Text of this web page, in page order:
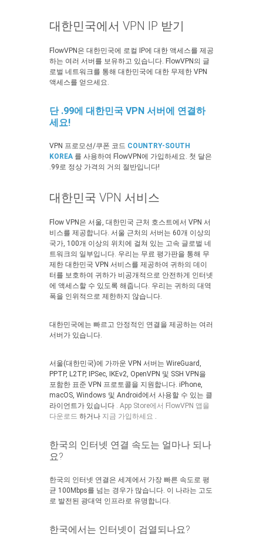
대한민국에서 VPN IP 받기
FlowVPN은 대한민국에 로컬 IP에 대한 액세스를 제공
하는 여러 서버를 보유하고 있습니다. FlowVPN의 글
로벌 네트워크를 통해 대한민국에 대한 무제한 VPN
액세스를 얻으세요.
단 .99에 대한민국 VPN 서버에 연결하
세요!
VPN 프로모션/쿠폰 코드 COUNTRY-SOUTH
KOREA 를 사용하여 FlowVPN에 가입하세요. 첫 달은
.99로 정상 가격의 거의 절반입니다!
대한민국 VPN 서비스
Flow VPN은 서울, 대한민국 근처 호스트에서 VPN 서
비스를 제공합니다. 서울 근처의 서버는 60개 이상의
국가, 100개 이상의 위치에 걸쳐 있는 고속 글로벌 네
트워크의 일부입니다. 우리는 무료 평가판을 통해 무
제한 대한민국 VPN 서비스를 제공하여 귀하의 데이
터를 보호하여 귀하가 비공개적으로 안전하게 인터넷
에 액세스할 수 있도록 해줍니다. 우리는 귀하의 대역
폭을 인위적으로 제한하지 않습니다.
대한민국에는 빠르고 안정적인 연결을 제공하는 여러
서버가 있습니다.
서울(대한민국)에 가까운 VPN 서버는 WireGuard,
PPTP, L2TP, IPSec, IKEv2, OpenVPN 및 SSH VPN을
포함한 표준 VPN 프로토콜을 지원합니다. iPhone,
macOS, Windows 및 Android에서 사용할 수 있는 클
라이언트가 있습니다 . App Store에서 FlowVPN 앱을
다운로드 하거나 지금 가입하세요 .
한국의 인터넷 연결 속도는 얼마나 되나
요?
한국의 인터넷 연결은 세계에서 가장 빠른 속도로 평
균 100Mbps를 넘는 경우가 많습니다. 이 나라는 고도
로 발전된 광대역 인프라로 유명합니다.
한국에서는 인터넷이 검열되나요?